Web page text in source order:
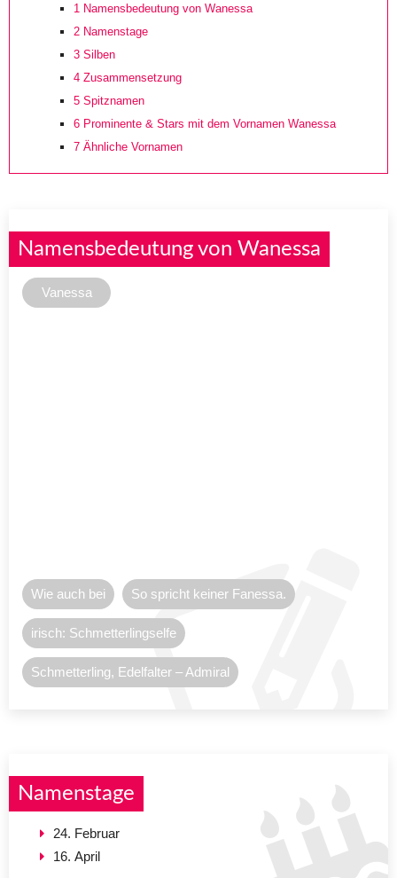
1 Namensbedeutung von Wanessa
2 Namenstage
3 Silben
4 Zusammensetzung
5 Spitznamen
6 Prominente & Stars mit dem Vornamen Wanessa
7 Ähnliche Vornamen
Namensbedeutung von Wanessa
Vanessa
Wie auch bei So spricht keiner Fanessa.
irisch: Schmetterlingselfe
Schmetterling, Edelfalter – Admiral
Namenstage
24. Februar
16. April